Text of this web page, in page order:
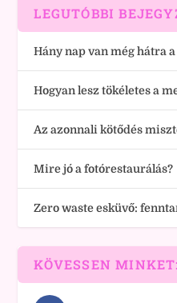
LEGUTÓBBI
Hány nap van még hátra
Hogyan lesz tökéletes a
Az azonnali kötődés
Mire jó a fotórestaurálás?
Zero waste esküvő:
KÖVESSEN MINKET: